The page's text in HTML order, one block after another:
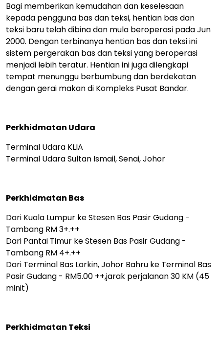
Bagi memberikan kemudahan dan keselesaan
kepada pengguna bas dan teksi, hentian bas dan
teksi baru telah dibina dan mula beroperasi pada Jun
2000. Dengan terbinanya hentian bas dan teksi ini
sistem pergerakan bas dan teksi yang beroperasi
menjadi lebih teratur. Hentian ini juga dilengkapi
tempat menunggu berbumbung dan berdekatan
dengan gerai makan di Kompleks Pusat Bandar.
Perkhidmatan Udara
Terminal Udara KLIA
Terminal Udara Sultan Ismail, Senai, Johor
Perkhidmatan Bas
Dari Kuala Lumpur ke Stesen Bas Pasir Gudang -
Tambang RM 3+.++
Dari Pantai Timur ke Stesen Bas Pasir Gudang -
Tambang RM 4+.++
Dari Terminal Bas Larkin, Johor Bahru ke Terminal Bas
Pasir Gudang - RM5.00 ++,jarak perjalanan 30 KM (45
minit)
Perkhidmatan Teksi